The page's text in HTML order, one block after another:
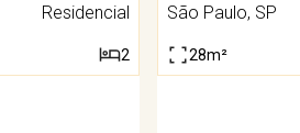
Residencial
2
São Paulo, SP
28m²